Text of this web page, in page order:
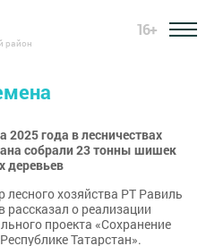
район
16+
2025 года в лесничествах
собрали 23 тонны шишек
деревьев
лесного хозяйства РТ Равиль
рассказал о реализации
проекта «Сохранение
Татарстан».